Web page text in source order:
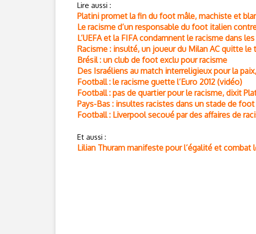
Lire aussi :
Platini promet la fin du foot mâle, machiste et
Le racisme d’un responsable du foot italien
L’UEFA et la FIFA condamnent le racisme dans
Racisme : insulté, un joueur du Milan AC quitte le
Brésil : un club de foot exclu pour racisme
Des Israéliens au match interreligieux pour la
Football : le racisme guette l’Euro 2012 (vidéo)
Football : pas de quartier pour le racisme, dixit
Pays-Bas : insultes racistes dans un stade de foot
Football : Liverpool secoué par des affaires de
Et aussi :
Lilian Thuram manifeste pour l’égalité et combat